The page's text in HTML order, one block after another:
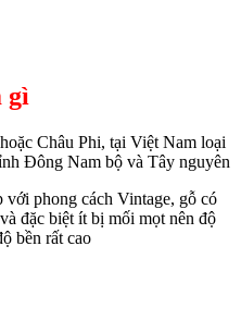
gì
Châu Phi, tại Việt Nam loại
Đông Nam bộ và Tây nguyên
với phong cách Vintage, gỗ có
đặc biệt ít bị mối mọt nên độ
bền rất cao